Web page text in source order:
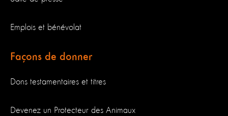
Emplois et bénévolat
Façons de donner
Dons testamentaires et titres
Devenez un Protecteur des Animaux